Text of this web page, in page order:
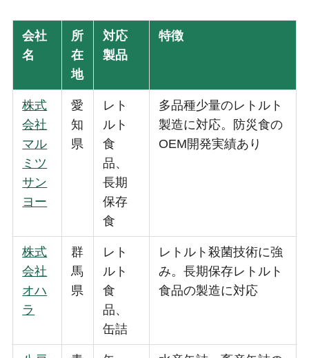
会社
名
所
在
地
対応
製品
特徴
株式
会社
マル
ミツ
サン
ヨー
愛
知
県
レト
ルト
食
品、
長期
保存
食
多品種少量のレトルト
製造に対応。防災食の
OEM開発実績あり
株式
会社
オハ
ラ
群
馬
県
レト
ルト
食
品、
缶詰
レトルト殺菌技術に強
み。長期保存レトルト
食品の製造に対応